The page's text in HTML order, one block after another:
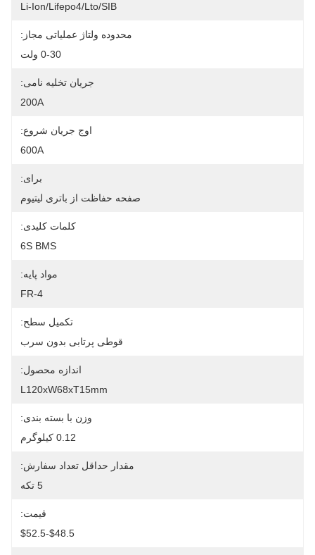
Li-Ion/Lifepo4/Lto/SIB
محدوده ولتاژ عملیاتی مجاز:
0-30 ولت
جریان تخلیه نامی:
200A
اوج جریان شروع:
600A
برای:
صفحه حفاظت از باتری لیتیوم
کلمات کلیدی:
6S BMS
مواد پایه:
FR-4
تکمیل سطح:
قوطی پرتابی بدون سرب
اندازه محصول:
L120xW68xT15mm
وزن با بسته بندی:
0.12 کیلوگرم
مقدار حداقل تعداد سفارش:
5 تکه
قیمت:
$48.5-$52.5